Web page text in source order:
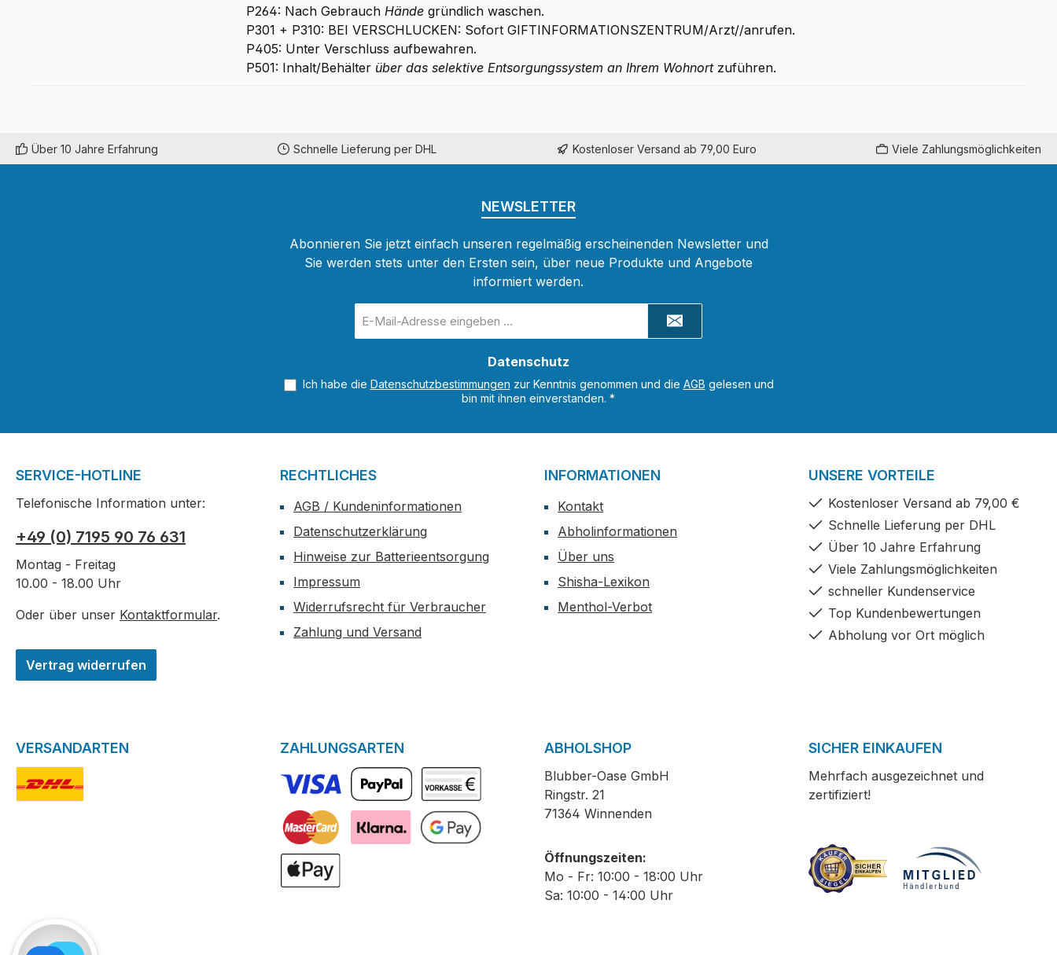
P264: Nach Gebrauch Händegründlich waschen.
P301 + P310: BEI VERSCHLUCKEN: Sofort GIFTINFORMATIONSZENTRUM/Arzt//anrufen.
P405: Unter Verschluss aufbewahren.
P501: Inhalt/Behälter über das selektive Entsorgungssystem an Ihrem Wohnortzuführen.
Über 10 Jahre Erfahrung Schnelle Lieferung per DHL Kostenloser Versand ab 79,00 Euro Viele Zahlungsmöglichkeiten
NEWSLETTER
Abonnieren Sie jetzt einfach unseren regelmäßig erscheinenden Newsletter und
Sie werden stets unter den Ersten sein, über neue Produkte und Angebote
informiert werden.
Mail-
Datenschutz
Ich habe die Datenschutzbestimmungen zur Kenntnis genommen und die AGB gelesen und
bin mit ihnen einverstanden. *
SERVICE-HOTLINE
Telefonische Information unter:
+49 (0) 7195 90 76 631
Montag - Freitag
10.00 - 18.00 Uhr
Oder über unser Kontaktformular.
Vertrag widerrufen
RECHTLICHES
AGB / Kundeninformationen
Datenschutzerklärung
Hinweise zur Batterieentsorgung
Impressum
Widerrufsrecht für Verbraucher
Zahlung und Versand
INFORMATIONEN
Kontakt
Abholinformationen
Über uns
Shisha-Lexikon
Menthol-Verbot
UNSERE VORTEILE
Kostenloser Versand ab 79,00 €
Schnelle Lieferung per DHL
Über 10 Jahre Erfahrung
Viele Zahlungsmöglichkeiten
schneller Kundenservice
Top Kundenbewertungen
Abholung vor Ort möglich
VERSANDARTEN ZAHLUNGSARTEN
Vorkasse
PayPal
Kreditkarte
VISA Logo
ABHOLSHOP
Blubber-Oase GmbH
Ringstr. 21
71364 Winnenden
Öffnungszeiten:
Mo - Fr: 10:00 - 18:00 Uhr
Sa: 10:00 - 14:00 Uhr
SICHER EINKAUFEN
Mehrfach ausgezeichnet und
zertifiziert!